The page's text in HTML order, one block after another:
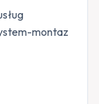
montaz